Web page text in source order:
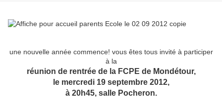
une nouvelle année commence! vous êtes tous invité à participer
à la
réunion de rentrée de la FCPE de Mondétour,
le mercredi 19 septembre 2012,
à 20h45, salle Pocheron.